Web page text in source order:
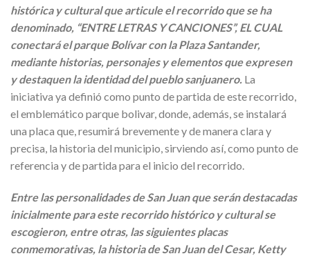
histórica y cultural que articule el recorrido que se ha
denominado, “ENTRE LETRAS Y CANCIONES”, EL CUAL
conectará el parque Bolívar con la Plaza Santander,
mediante historias, personajes y elementos que expresen
y destaquen la identidad del pueblo sanjuanero. La
iniciativa ya definió como punto de partida de este recorrido,
el emblemático parque bolivar, donde, además, se instalará
una placa que, resumirá brevemente y de manera clara y
precisa, la historia del municipio, sirviendo así, como punto de
referencia y de partida para el inicio del recorrido.
Entre las personalidades de San Juan que serán destacadas
inicialmente para este recorrido histórico y cultural se
escogieron, entre otras, las siguientes placas
conmemorativas, la historia de San Juan del Cesar, Ketty